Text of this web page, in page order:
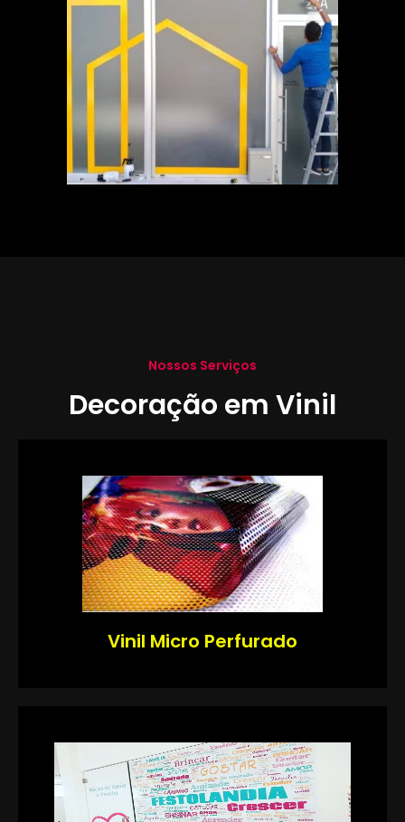
Nossos Serviços
Decoração em Vinil
Vinil Micro Perfurado